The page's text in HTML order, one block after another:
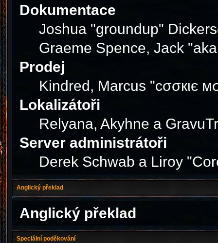
Dokumentace
Joshua "groundup"
Graeme Spence, Jack
Prodej
Kindred, Marcus "cσσкιє
Lokalizátoři
Relyana, Akyhne a
Server administrátoři
Derek Schwab a Liroy
Anglický překlad
Anglický překlad
Speciální poděkování